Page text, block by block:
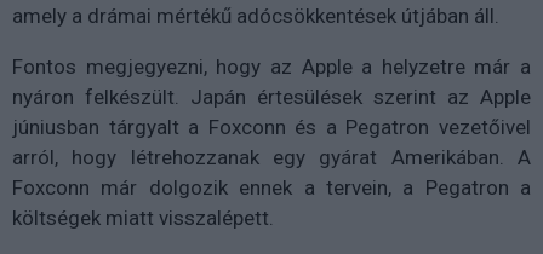
amely a drámai mértékű adócsökkentések útjában áll.
Fontos megjegyezni, hogy az Apple a helyzetre már a
nyáron felkészült. Japán értesülések szerint az Apple
júniusban tárgyalt a Foxconn és a Pegatron vezetőivel
arról, hogy létrehozzanak egy gyárat Amerikában. A
Foxconn már dolgozik ennek a tervein, a Pegatron a
költségek miatt visszalépett.